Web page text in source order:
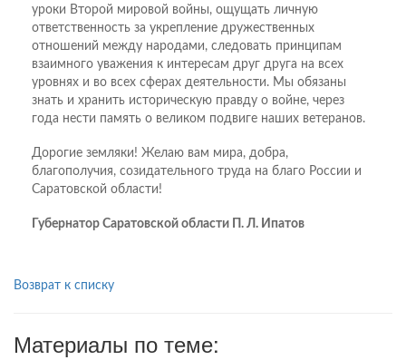
уроки Второй мировой войны, ощущать личную
ответственность за укрепление дружественных
отношений между народами, следовать принципам
взаимного уважения к интересам друг друга на всех
уровнях и во всех сферах деятельности. Мы обязаны
знать и хранить историческую правду о войне, через
года нести память о великом подвиге наших ветеранов.
Дорогие земляки! Желаю вам мира, добра,
благополучия, созидательного труда на благо России и
Саратовской области!
Губернатор Саратовской области П. Л. Ипатов
Возврат к списку
Материалы по теме: